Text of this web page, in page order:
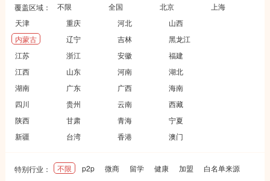
覆盖区域： 不限 全国 北京
上海
天津
重庆 河北
山西
内蒙古
辽宁 吉林
黑龙江
江苏
浙江 安徽
福建
江西
山东 河南
湖北
湖南
广东 广西
海南
四川
贵州 云南
西藏
陕西
甘肃 青海
宁夏
新疆
台湾 香港 澳门
特别行业： 不限 p2p 微商 留学 健康 加盟
白名单来源